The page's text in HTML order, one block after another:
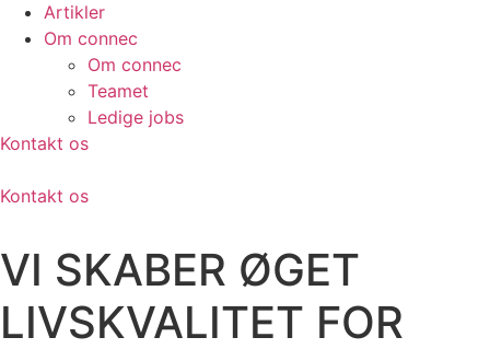
Artikler
Om connec
Om connec
Teamet
Ledige jobs
Kontakt os
Kontakt os
VI SKABER ØGET
LIVSKVALITET FOR